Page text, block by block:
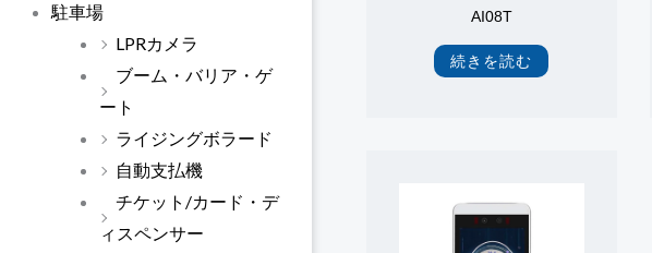
駐車場
LPRカメラ
ブーム・バリア・ゲ
ート
ライジングボラード
自動支払機
チケット/カード・デ
ィスペンサー
AI08T
続きを読む